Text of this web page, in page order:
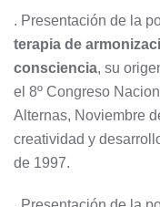
. Presentación de la
terapia de
consciencia, su
el 8º Congreso
Alternas, Noviembre
creatividad y
de 1997.